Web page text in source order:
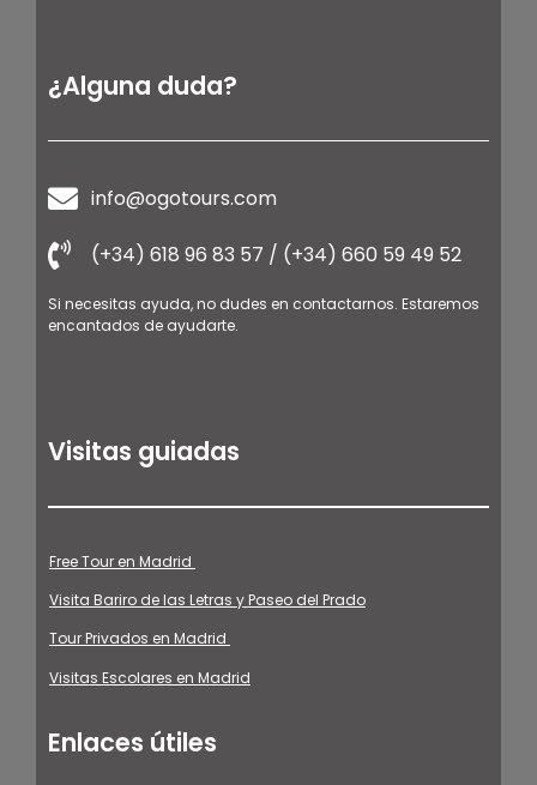
¿Alguna duda?
info@ogotours.com
(+34) 618 96 83 57 / (+34) 660 59 49 52
Si necesitas ayuda, no dudes en contactarnos. Estaremos
encantados de ayudarte.
Visitas guiadas
Free Tour en Madrid
Visita Bariro de las Letras y Paseo del Prado
Tour Privados en Madrid
Visitas Escolares en Madrid
Enlaces útiles